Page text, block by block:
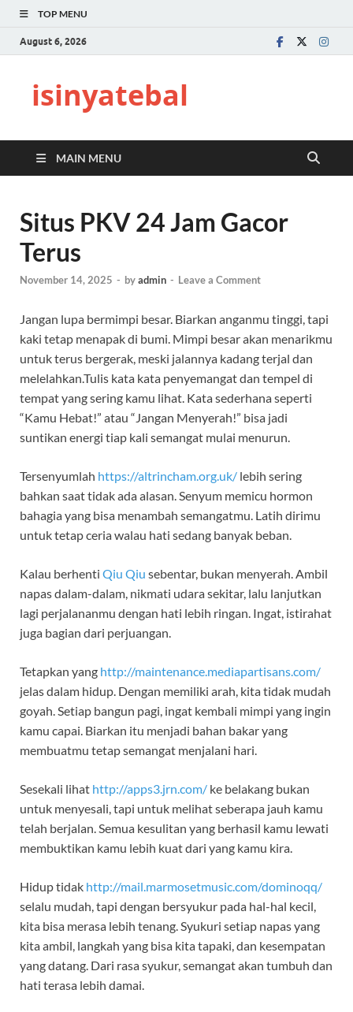
TOP MENU
August 6, 2026
isinyatebal
MAIN MENU
Situs PKV 24 Jam Gacor
Terus
November 14, 2025 - byadmin - Leave a Comment
Jangan lupa bermimpi besar. Biarkan anganmu tinggi, tapi
kaki tetap menapak di bumi. Mimpi besar akan menarikmu
untuk terus bergerak, meski jalannya kadang terjal dan
melelahkan.Tulis kata kata penyemangat dan tempel di
tempat yang sering kamu lihat. Kata sederhana seperti
“Kamu Hebat!” atau “Jangan Menyerah!” bisa jadi
suntikan energi tiap kali semangat mulai menurun.
Tersenyumlah https://altrincham.org.uk/ lebih sering
bahkan saat tidak ada alasan. Senyum memicu hormon
bahagia yang bisa menambah semangatmu. Latih dirimu
untuk tetap ceria walau hati sedang banyak beban.
Kalau berhenti Qiu Qiu sebentar, bukan menyerah. Ambil
napas dalam-dalam, nikmati udara sekitar, lalu lanjutkan
lagi perjalananmu dengan hati lebih ringan. Ingat, istirahat
juga bagian dari perjuangan.
Tetapkan yang http://maintenance.mediapartisans.com/
jelas dalam hidup. Dengan memiliki arah, kita tidak mudah
goyah. Setiap bangun pagi, ingat kembali mimpi yang ingin
kamu capai. Biarkan itu menjadi bahan bakar yang
membuatmu tetap semangat menjalani hari.
Sesekali lihat http://apps3.jrn.com/ ke belakang bukan
untuk menyesali, tapi untuk melihat seberapa jauh kamu
telah berjalan. Semua kesulitan yang berhasil kamu lewati
membuktikan kamu lebih kuat dari yang kamu kira.
Hidup tidak http://mail.marmosetmusic.com/dominoqq/
selalu mudah, tapi dengan bersyukur pada hal-hal kecil,
kita bisa merasa lebih tenang. Syukuri setiap napas yang
kita ambil, langkah yang bisa kita tapaki, dan kesempatan
yang datang. Dari rasa syukur, semangat akan tumbuh dan
hati terasa lebih damai.